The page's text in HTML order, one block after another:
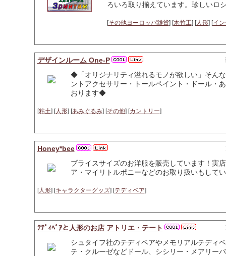
ろいろ取り揃えています。珍しいロ
[その他ヨーロッパ雑貨] [木竹工] [人形] [イン
デザインルーム One-P
◆「オリジナリティ溢れるモノが欲しい」そん
ントアクセサリー・トールペイント・ドール・
おります◆
[粘土] [人形] [あみぐるみ] [その他] [カントリー]
Honey*bee
ブライスサイズのお洋服を販売しています！実
ア・マイリトルポニーなどのお取り扱いもして
[人形] [キャラクターグッズ] [テディベア]
ﾃﾃﾞｨﾍﾞｱと人形のお店 アトリエ・テート
シュタイフ社のテディベアやメモリアルテディ
テ・クルーゼなどドール、シシリー・メアリー